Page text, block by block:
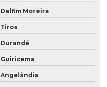
Delfim Moreira
Tiros
Durandé
Guiricema
Angelândia